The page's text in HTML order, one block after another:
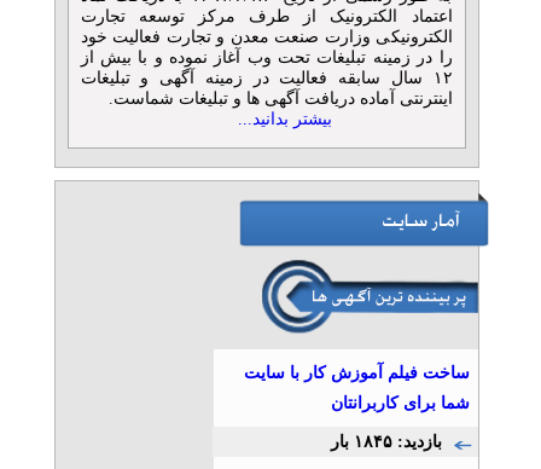
اعتماد الکترونیک از طرف مرکز توسعه تجارت
الکترونیکی وزارت صنعت معدن و تجارت فعالیت خود
را در زمینه تبلیغات تحت وب آغاز نموده و با بیش از
۱۲ سال سابقه فعالیت در زمینه آگهی و تبلیغات
اینترنتی آماده دریافت آگهی ها و تبلیغات شماست.
بیشتر بدانید...
ساخت فیلم آموزش کار با سایت
شما برای کاربرانتان
بازدید: ۱۸۴۵ بار